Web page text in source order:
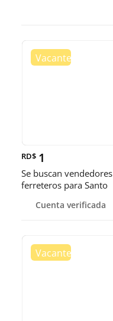
RD$ 1
Se buscan vendedores
ferreteros para Santo
Cuenta verificada